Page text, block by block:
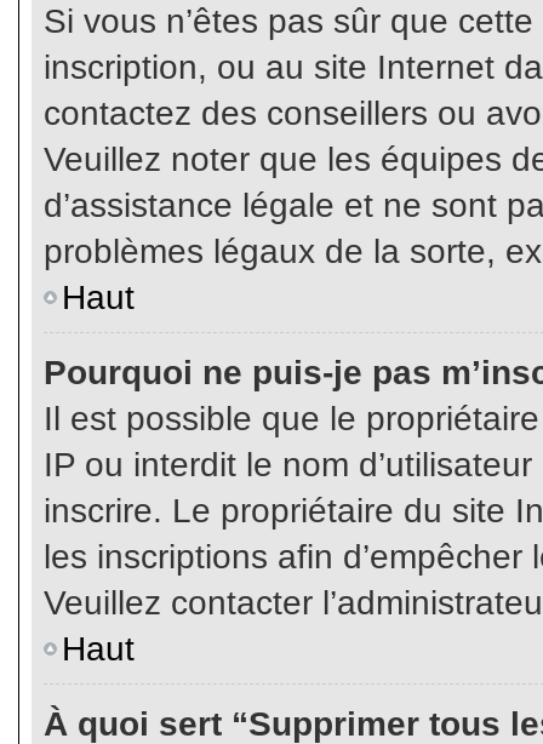
Si vous n’êtes pas sûr que
inscription, ou au site Internet
contactez des conseillers ou
Veuillez noter que les équipes
d’assistance légale et ne sont
problèmes légaux de la sorte,
Haut
Pourquoi ne puis-je pas
Il est possible que le
IP ou interdit le nom
inscrire. Le propriétaire du site
les inscriptions afin d’empêcher
Veuillez contacter
Haut
À quoi sert “Supprimer tous